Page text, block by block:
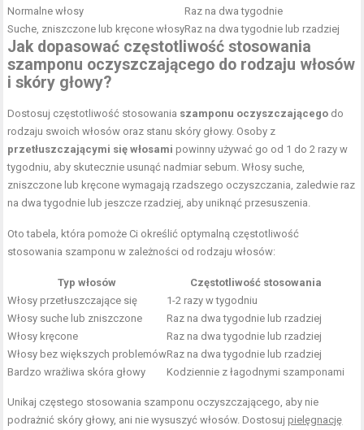
Normalne włosy
Raz na dwa tygodnie
Suche, zniszczone lub kręcone włosyRaz na dwa tygodnie lub rzadziej
Jak dopasować częstotliwość stosowania
szamponu oczyszczającego do rodzaju włosów
i skóry głowy?
Dostosuj częstotliwość stosowania szamponu oczyszczającego do
rodzaju swoich włosów oraz stanu skóry głowy. Osoby z
przetłuszczającymi się włosami powinny używać go od 1 do 2 razy w
tygodniu, aby skutecznie usunąć nadmiar sebum. Włosy suche,
zniszczone lub kręcone wymagają rzadszego oczyszczania, zaledwie raz
na dwa tygodnie lub jeszcze rzadziej, aby uniknąć przesuszenia.
Oto tabela, która pomoże Ci określić optymalną częstotliwość
stosowania szamponu w zależności od rodzaju włosów:
Typ włosów
Częstotliwość stosowania
Włosy przetłuszczające się
1-2 razy w tygodniu
Włosy suche lub zniszczone
Raz na dwa tygodnie lub rzadziej
Włosy kręcone
Raz na dwa tygodnie lub rzadziej
Włosy bez większych problemówRaz na dwa tygodnie lub rzadziej
Bardzo wrażliwa skóra głowy
Kodziennie z łagodnymi szamponami
Unikaj częstego stosowania szamponu oczyszczającego, aby nie
podrażnić skóry głowy, ani nie wysuszyć włosów. Dostosuj pielęgnację